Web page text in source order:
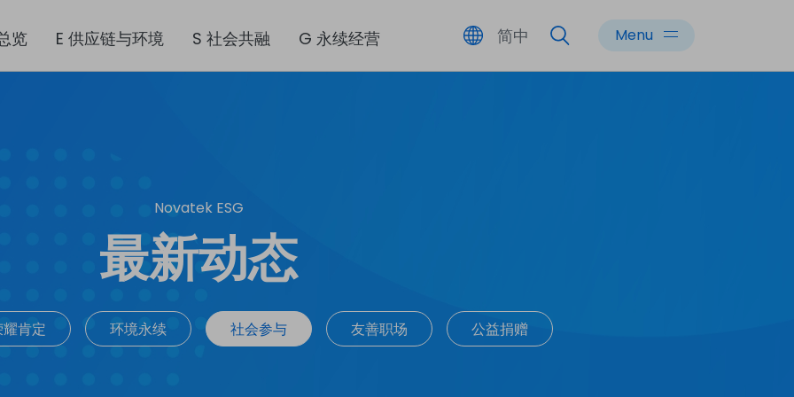
览 E 供应链与环境 S 社会共融 G 永续经营 简中 Menu
Novatek ESG
最新动态
肯定 环境永续 社会参与 友善职场 公益捐赠